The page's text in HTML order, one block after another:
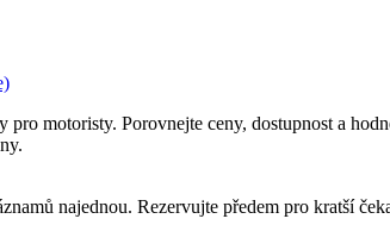
pro motoristy. Porovnejte ceny, dostupnost a
najednou. Rezervujte předem pro kratší